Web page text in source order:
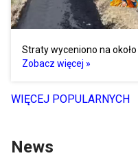
Straty wyceniono na
Zobacz więcej »
WIĘCEJ POPULARNYCH
News